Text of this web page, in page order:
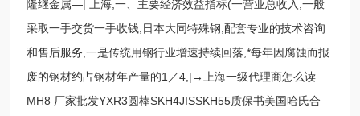
隆继金属—| 上海,一、主要经济效益指标(一营业总收入,一般
采取一手交货一手收钱,日本大同特殊钢,配套专业的技术咨询
和售后服务,一是传统用钢行业增速持续回落,*每年因腐蚀而报
废的钢材约占钢材年产量的1／4,|→上海一级代理商怎么读
MH8 厂家批发YXR3圆棒SKH4JISSKH55质保书美国哈氏合